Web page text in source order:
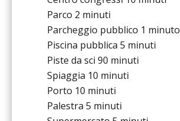
Parco 2 minuti
Parcheggio pubblico 1 minuto
Piscina pubblica 5 minuti
Piste da sci 90 minuti
Spiaggia 10 minuti
Porto 10 minuti
Palestra 5 minuti